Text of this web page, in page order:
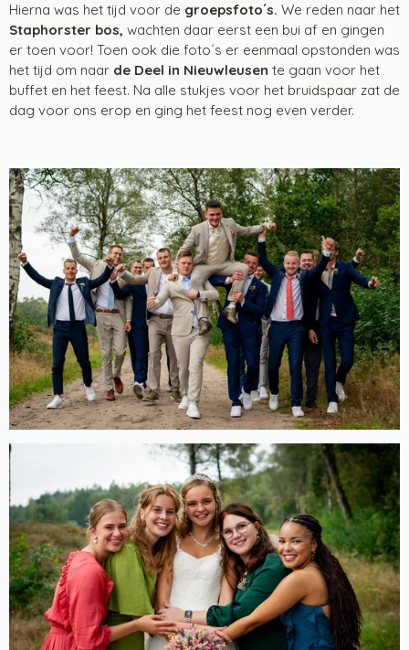
Hierna was het tijd voor de groepsfoto´s. We reden naar het
Staphorster bos, wachten daar eerst een bui af en gingen
er toen voor! Toen ook die foto´s er eenmaal opstonden was
het tijd om naar de Deel in Nieuwleusen te gaan voor het
buffet en het feest. Na alle stukjes voor het bruidspaar zat de
dag voor ons erop en ging het feest nog even verder.